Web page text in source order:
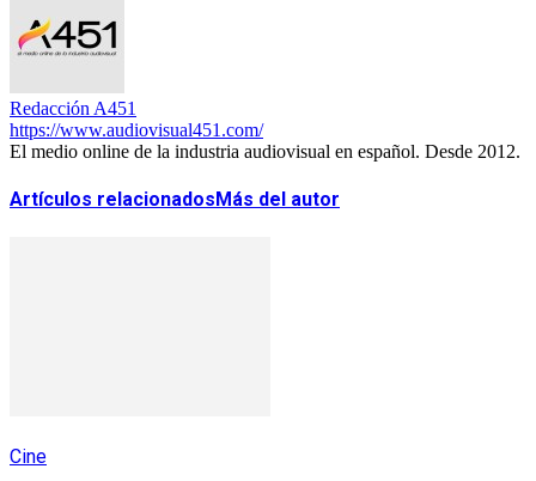
Redacción A451
https://www.audiovisual451.com/
El medio online de la industria audiovisual en español. Desde 2012.
Artículos relacionados Más del autor
Cine